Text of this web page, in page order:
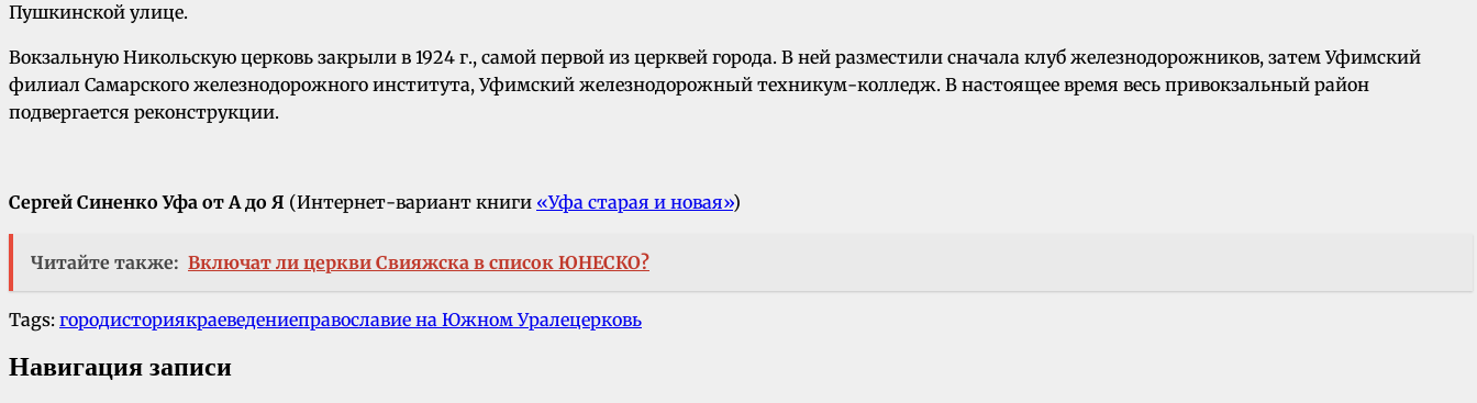
Пушкинской улице.
Вокзальную Никольскую церковь закрыли в 1924 г., самой первой из церквей города. В ней разместили сначала клуб железнодорожников, затем Уфимский
филиал Самарского железнодорожного института, Уфимский железнодорожный техникум-колледж. В настоящее время весь привокзальный район
подвергается реконструкции.
Сергей Синенко Уфа от А до Я (Интернет-вариант книги «Уфа старая и новая»)
Читайте также: Включат ли церкви Свияжска в список ЮНЕСКО?
Tags: городисториякраеведениеправославие на Южном Уралецерковь
Навигация записи